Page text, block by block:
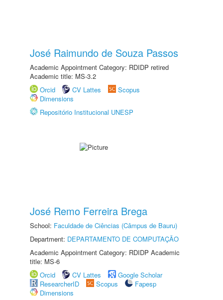
José Raimundo de Souza Passos
Academic Appointment Category: RDIDP retired
Academic title: MS-3.2
Orcid
CV Lattes
Scopus
Dimensions
Repositório Institucional UNESP
José Remo Ferreira Brega
School: Faculdade de Ciências (Câmpus de Bauru)
Department: DEPARTAMENTO DE COMPUTAÇÃO
Academic Appointment Category: RDIDP Academic
title: MS-6
Orcid
CV Lattes
Google Scholar
ResearcherID
Scopus
Fapesp
Dimensions